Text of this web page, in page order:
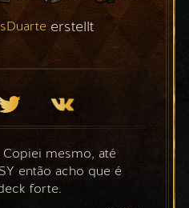
erstellt
mesmo, até
então acho que é
forte.